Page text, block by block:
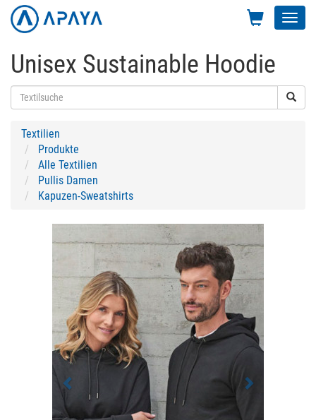
Unisex Sustainable Hoodie
Textilien
Produkte
Alle Textilien
Pullis Damen
Kapuzen-Sweatshirts
Next